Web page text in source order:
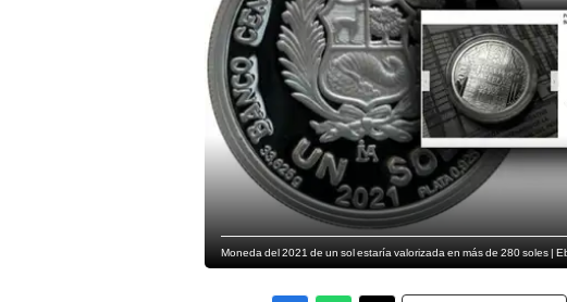
Moneda del 2021 de un sol estaría valorizada en más de 280 soles |